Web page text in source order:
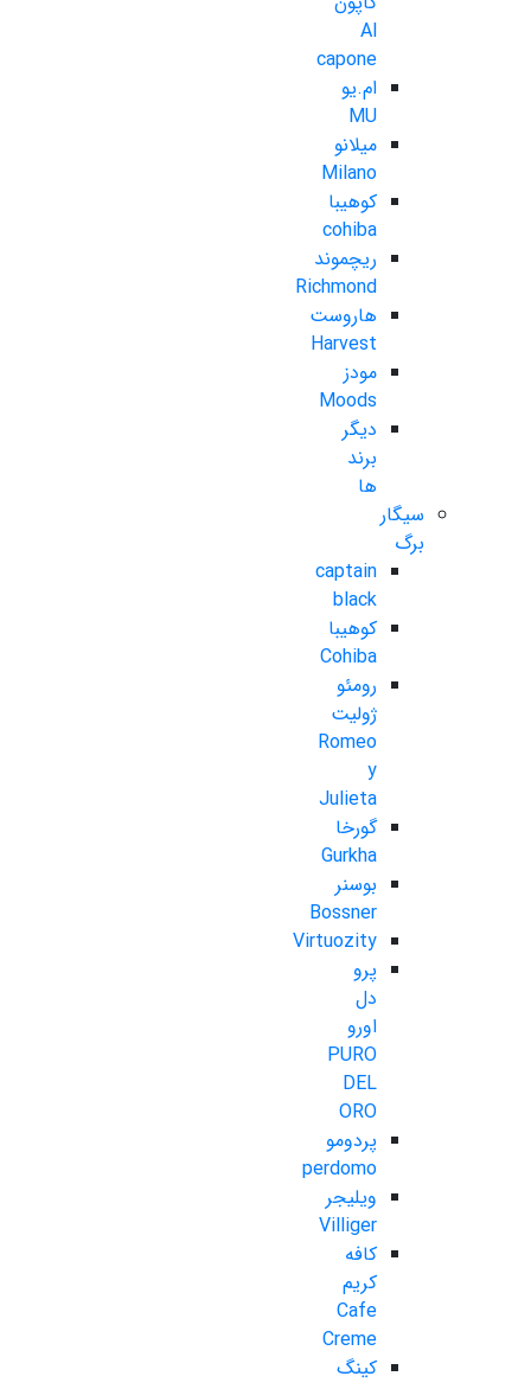
Al
capone
ام.یو
MU
میلانو
Milano
کوهیبا
cohiba
ریچموند
Richmond
هاروست
Harvest
مودز
Moods
دیگر
برند
ها
سیگار
برگ
captain
black
کوهیبا
Cohiba
رومئو
ژولیت
Romeo
y
Julieta
گورخا
Gurkha
بوسنر
Bossner
Virtuozity
پرو
دل
اورو
PURO
DEL
ORO
پردومو
perdomo
ویلیجر
Villiger
کافه
کریم
Cafe
Creme
کینگ